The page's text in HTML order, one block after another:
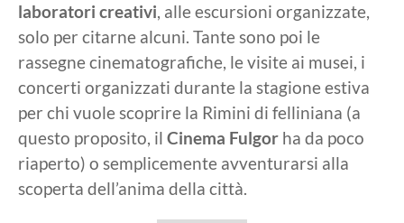
laboratori creativi, alle escursioni organizzate,
solo per citarne alcuni. Tante sono poi le
rassegne cinematografiche, le visite ai musei, i
concerti organizzati durante la stagione estiva
per chi vuole scoprire la Rimini di felliniana (a
questo proposito, il Cinema Fulgor ha da poco
riaperto) o semplicemente avventurarsi alla
scoperta dell’anima della città.